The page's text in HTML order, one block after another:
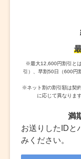
※最大12,600円割引と
引）、早割50日（600円
※ネット割の割引額は契
に応じて異なりま
満
お送りしたIDと
みください。